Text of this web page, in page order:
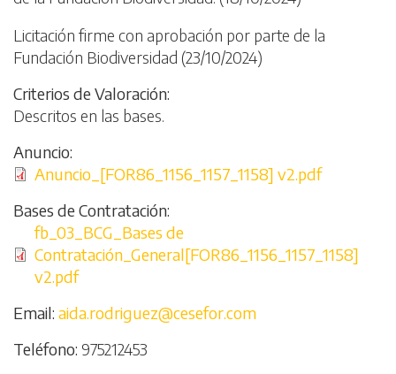
Licitación firme con aprobación por parte de la
Fundación Biodiversidad (23/10/2024)
Criterios de Valoración
Descritos en las bases.
Anuncio
Archivo
Anuncio_[FOR86_1156_1157_1158] v2.pdf
Bases de Contratación
Archivo
fb_03_BCG_Bases de
Contratación_General[FOR86_1156_1157_1158]
v2.pdf
Email aida.rodriguez@cesefor.com
Teléfono 975212453